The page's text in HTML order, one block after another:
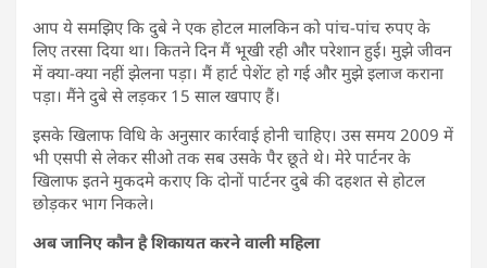
आप ये समझिए कि दुबे ने एक होटल मालकिन को पांच-पांच रुपए के
लिए तरसा दिया था। कितने दिन मैं भूखी रही और परेशान हुई। मुझे जीवन
में क्या-क्या नहीं झेलना पड़ा। मैं हार्ट पेशेंट हो गई और मुझे इलाज कराना
पड़ा। मैंने दुबे से लड़कर 15 साल खपाए हैं।
इसके खिलाफ विधि के अनुसार कार्रवाई होनी चाहिए। उस समय 2009 में
भी एसपी से लेकर सीओ तक सब उसके पैर छूते थे। मेरे पार्टनर के
खिलाफ इतने मुकदमे कराए कि दोनों पार्टनर दुबे की दहशत से होटल
छोड़कर भाग निकले।
अब जानिए कौन है शिकायत करने वाली महिला